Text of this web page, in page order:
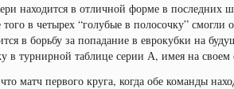
находится в отличной форме в последних
в четырех “голубые в полосочку” смогли
в борьбу за попадание в еврокубки на
в турнирной таблице серии А, имея на своем
матч первого круга, когда обе команды